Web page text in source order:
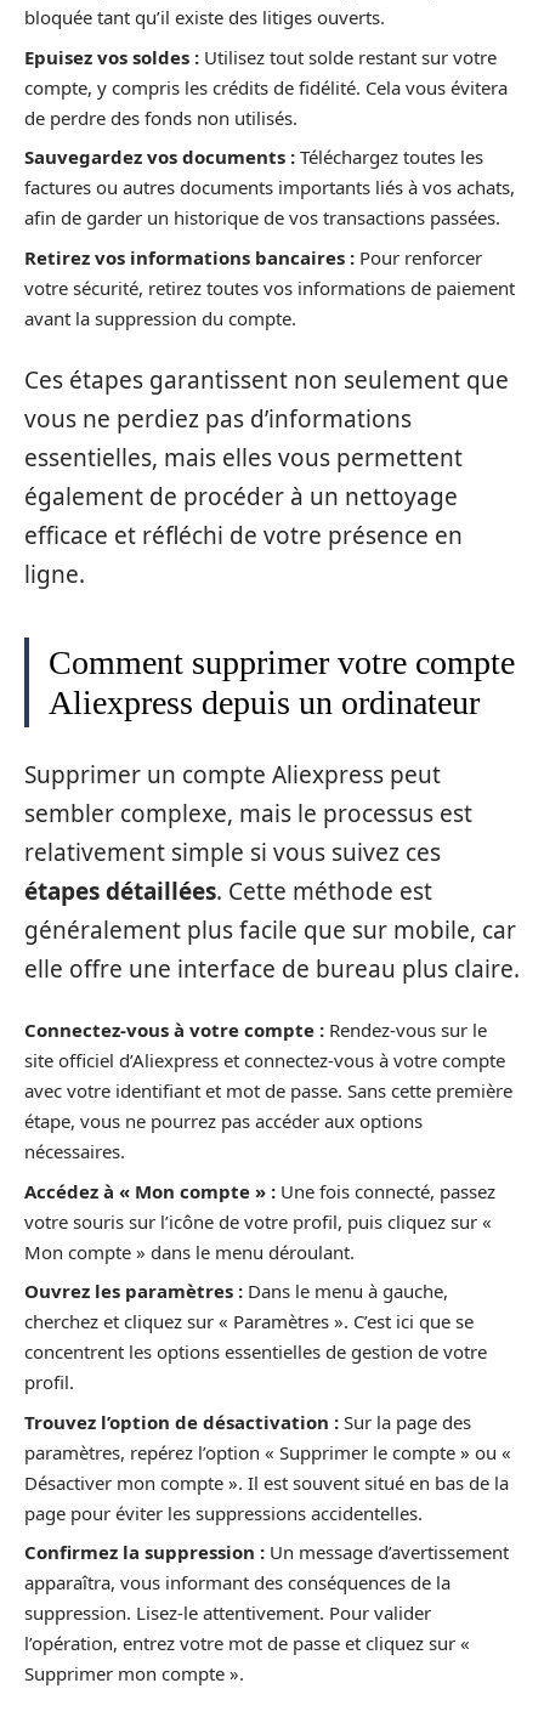
bloquée tant qu’il existe des litiges ouverts.
Epuisez vos soldes : Utilisez tout solde restant sur votre
compte, y compris les crédits de fidélité. Cela vous évitera
de perdre des fonds non utilisés.
Sauvegardez vos documents : Téléchargez toutes les
factures ou autres documents importants liés à vos achats,
afin de garder un historique de vos transactions passées.
Retirez vos informations bancaires : Pour renforcer
votre sécurité, retirez toutes vos informations de paiement
avant la suppression du compte.
Ces étapes garantissent non seulement que
vous ne perdiez pas d’informations
essentielles, mais elles vous permettent
également de procéder à un nettoyage
efficace et réfléchi de votre présence en
ligne.
Comment supprimer votre compte
Aliexpress depuis un ordinateur
Supprimer un compte Aliexpress peut
sembler complexe, mais le processus est
relativement simple si vous suivez ces
étapes détaillées. Cette méthode est
généralement plus facile que sur mobile, car
elle offre une interface de bureau plus claire.
Connectez-vous à votre compte : Rendez-vous sur le
site officiel d’Aliexpress et connectez-vous à votre compte
avec votre identifiant et mot de passe. Sans cette première
étape, vous ne pourrez pas accéder aux options
nécessaires.
Accédez à « Mon compte » : Une fois connecté, passez
votre souris sur l’icône de votre profil, puis cliquez sur «
Mon compte » dans le menu déroulant.
Ouvrez les paramètres : Dans le menu à gauche,
cherchez et cliquez sur « Paramètres ». C’est ici que se
concentrent les options essentielles de gestion de votre
profil.
Trouvez l’option de désactivation : Sur la page des
paramètres, repérez l’option « Supprimer le compte » ou «
Désactiver mon compte ». Il est souvent situé en bas de la
page pour éviter les suppressions accidentelles.
Confirmez la suppression : Un message d’avertissement
apparaîtra, vous informant des conséquences de la
suppression. Lisez-le attentivement. Pour valider
l’opération, entrez votre mot de passe et cliquez sur «
Supprimer mon compte ».